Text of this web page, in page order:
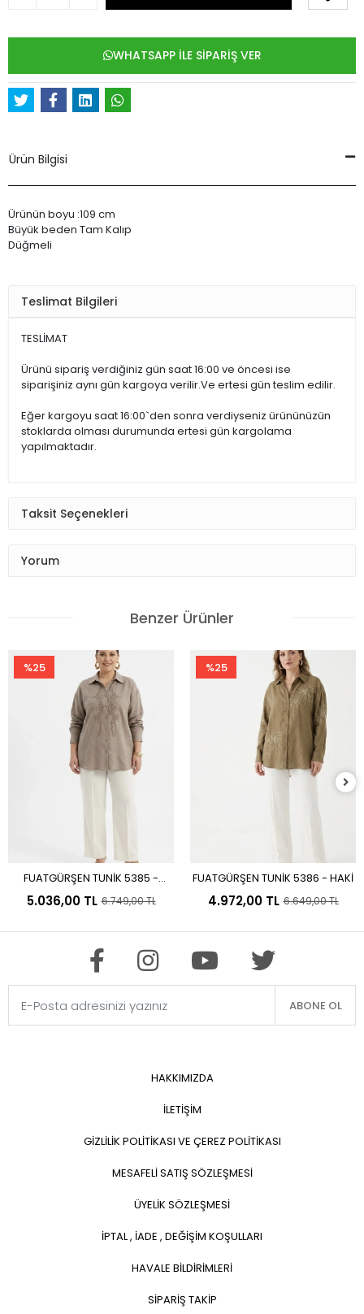
WHATSAPP İLE SİPARİŞ VER
Ürün Bilgisi
Ürünün boyu :109 cm
Büyük beden Tam Kalıp
Düğmeli
Teslimat Bilgileri
TESLİMAT
Ürünü sipariş verdiğiniz gün saat 16:00 ve öncesi ise
siparişiniz aynı gün kargoya verilir.Ve ertesi gün teslim edilir.
Eğer kargoyu saat 16:00`den sonra verdiyseniz ürününüzün
stoklarda olması durumunda ertesi gün kargolama
yapılmaktadır.
Taksit Seçenekleri
Yorum
Benzer Ürünler
%25
Sepete Ekle
FUATGÜRŞEN TUNİK 5385 -
VİZON
5.036,00 TL 6.749,00 TL
%25
Sepete Ekle
FUATGÜRŞEN TUNİK 5386 - HAKİ
4.972,00 TL 6.649,00 TL
ABONE OL
HAKKIMIZDA
İLETİŞİM
GİZLİLİK POLİTİKASI VE ÇEREZ POLİTİKASI
MESAFELİ SATIŞ SÖZLEŞMESİ
ÜYELİK SÖZLEŞMESİ
İPTAL , İADE , DEĞİŞİM KOŞULLARI
HAVALE BİLDİRİMLERİ
SİPARİŞ TAKİP